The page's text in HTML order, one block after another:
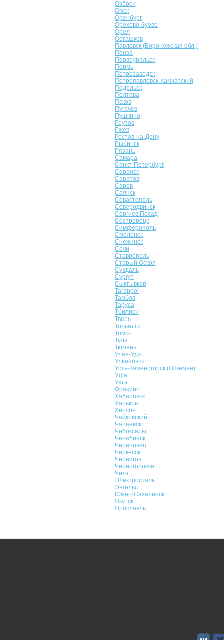
Озёрск
Омск
Оренбург
Орехово-Зуево
Орёл
Осташков
Павловск (Воронежская обл.)
Пенза
Первоуральск
Пермь
Петрозаводск
Петропавловск-Камчатский
Подольск
Полтава
Псков
Пугачёв
Пушкино
Реутов
Ржев
Ростов-на-Дону
Рыбинск
Рязань
Самара
Санкт-Петербург
Саранск
Саратов
Саров
Саянск
Севастополь
Северодвинск
Сергиев Посад
Сестрорецк
Симферополь
Смоленск
Снежинск
Сочи
Ставрополь
Старый Оскол
Суздаль
Сургут
Сыктывкар
Таганрог
Тамбов
Таруса
Тбилиси
Тверь
Тольятти
Томск
Тула
Тюмень
Улан-Удэ
Ульяновск
Усть-Каменогорск (Оскемен)
Уфа
Ухта
Фрязино
Хабаровск
Харьков
Херсон
Чайковский
Чапаевск
Чебоксары
Челябинск
Череповец
Черкесск
Чернигов
Черноголовка
Чита
Электросталь
Энгельс
Южно-Сахалинск
Якутск
Ярославль